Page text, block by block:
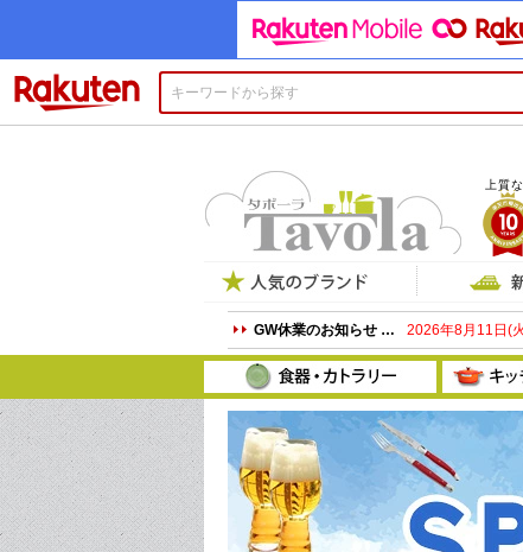
上質
プ
GW休業のお知らせ … 2026年8月11日(
プレート
ボウル
グラス
和食器
ぐい呑み/お猪口
カッテ